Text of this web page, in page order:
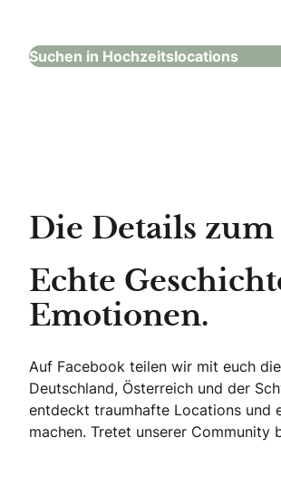
Suchen in Hochzeitslocations
Die Details
Echte
Emotionen.
Auf Facebook teilen wir mit euch
Deutschland, Österreich und der
entdeckt traumhafte Locations und
machen. Tretet unserer